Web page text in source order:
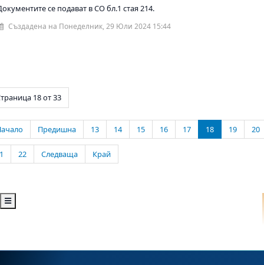
се подават в СО бл.1 стая 214.
Създадена на Понеделник, 29 Юли 2024 15:44
18 от 33
Предишна 13 14 15 16 17 18 19 20
22 Следваща Край